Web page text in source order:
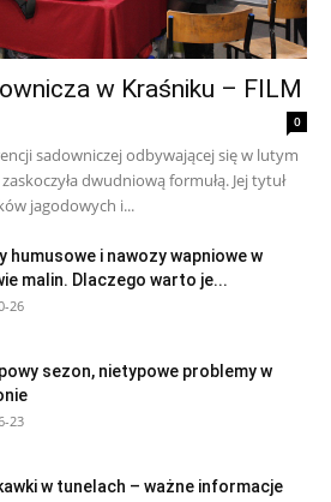
w Kraśniku – FILM
0
sadowniczej odbywającej się w lutym
dwudniową formułą. Jej tytuł
jagodowych i...
humusowe i nawozy wapniowe w
malin. Dlaczego warto je...
26
sezon, nietypowe problemy w
23
w tunelach – ważne informacje